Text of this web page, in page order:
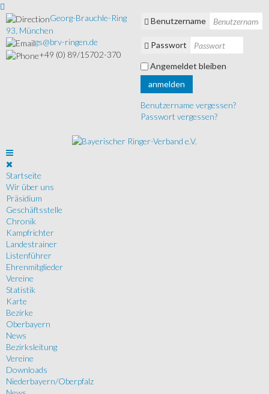
Georg-Brauchle-Ring
93, München
gs@brv-ringen.de
+49 (0) 89/15702-370
Benutzername
Passwort
Angemeldet bleiben
anmelden
Benutzername vergessen?
Passwort vergessen?
Startseite
Wir über uns
Präsidium
Geschäftsstelle
Chronik
Kampfrichter
Landestrainer
Listenführer
Ehrenmitglieder
Vereine
Statistik
Karte
Bezirke
Oberbayern
News
Bezirksleitung
Vereine
Downloads
Niederbayern/Oberpfalz